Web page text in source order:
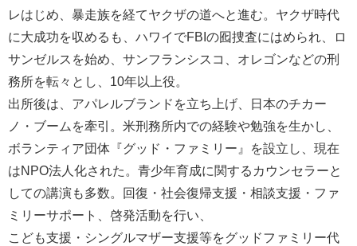
レはじめ、暴走族を経てヤクザの道へと進む。ヤクザ時代
に大成功を収めるも、ハワイでFBIの囮捜査にはめられ、ロ
サンゼルスを始め、サンフランシスコ、オレゴンなどの刑
務所を転々とし、10年以上役。
出所後は、アパレルブランドを立ち上げ、日本のチカー
ノ・ブームを牽引。米刑務所内での経験や勉強を生かし、
ボランティア団体『グッド・ファミリー』を設立し、現在
はNPO法人化された。青少年育成に関するカウンセラーと
しての講演も多数。回復・社会復帰支援・相談支援・ファ
ミリーサポート、啓発活動を行い、
こども支援・シングルマザー支援等をグッドファミリー代